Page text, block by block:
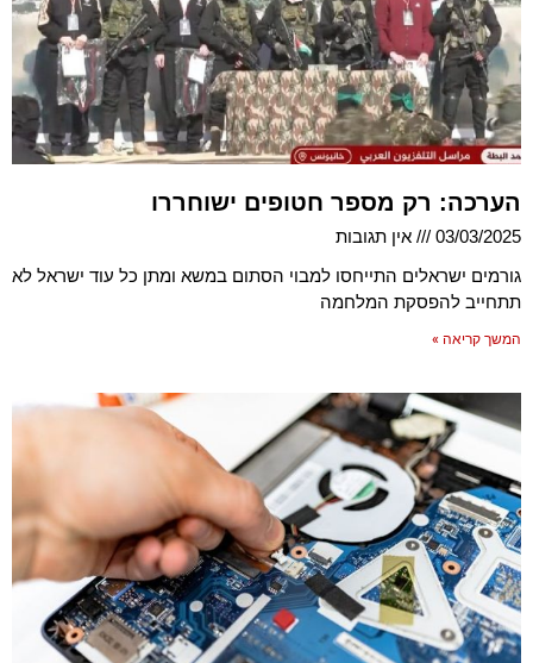
הערכה: רק מספר חטופים ישוחררו
03/03/2025
אין תגובות
גורמים ישראלים התייחסו למבוי הסתום במשא ומתן כל עוד ישראל לא
תתחייב להפסקת המלחמה
המשך קריאה »